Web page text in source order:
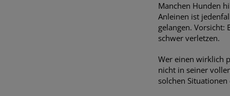
Manchen Hunden
Anleinen ist
gelangen. Vorsicht:
schwer verletzen.
Wer einen wirklich
nicht in seiner
solchen Situationen